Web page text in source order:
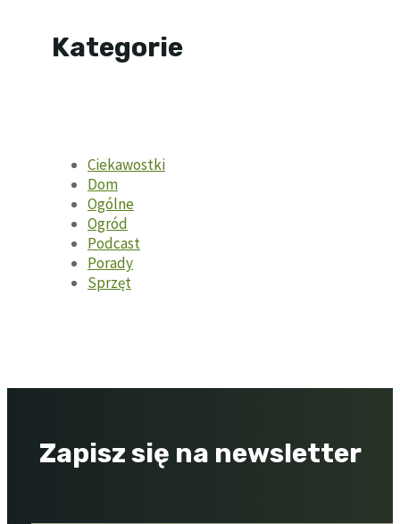
Kategorie
Ciekawostki
Dom
Ogólne
Ogród
Podcast
Porady
Sprzęt
Zapisz się na newsletter